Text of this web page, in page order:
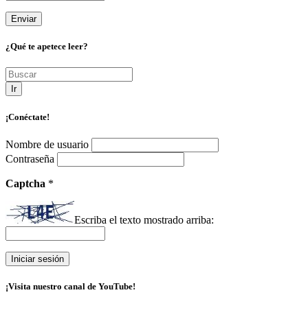
¿Qué te apetece leer?
Ir
¡Conéctate!
Nombre de usuario
Contraseña
Captcha *
Escriba el texto mostrado arriba:
¡Visita nuestro canal de YouTube!